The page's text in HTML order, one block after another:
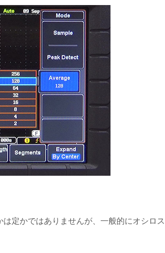
定かではありませんが、一般的にオシロ